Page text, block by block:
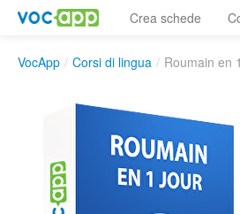
Crea schede
VocApp / Corsi di lingua / Roumain en